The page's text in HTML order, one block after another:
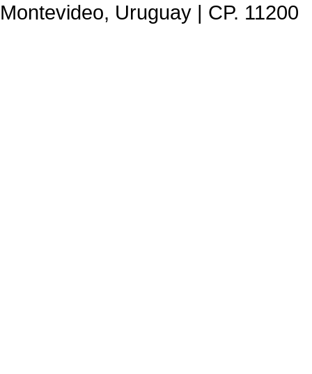
Montevideo, Uruguay | CP. 11200